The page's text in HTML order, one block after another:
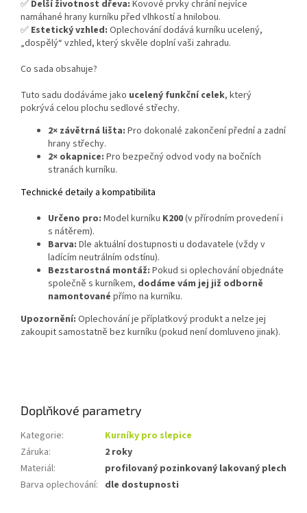
✅ Delší životnost dřeva: Kovové prvky chrání nejvíce
namáhané hrany kurníku před vlhkostí a hnilobou.
✅ Estetický vzhled: Oplechování dodává kurníku ucelený,
„dospělý“ vzhled, který skvěle doplní vaši zahradu.
Co sada obsahuje?
Tuto sadu dodáváme jako ucelený funkční celek, který
pokrývá celou plochu sedlové střechy.
2× závětrná lišta: Pro dokonalé zakončení přední a zadní
hrany střechy.
2× okapnice: Pro bezpečný odvod vody na bočních
stranách kurníku.
Technické detaily a kompatibilita
Určeno pro: Model kurníku K200(v přírodním provedení i
s nátěrem).
Barva: Dle aktuální dostupnosti u dodavatele (vždy v
ladícím neutrálním odstínu).
Bezstarostná montáž: Pokud si oplechování objednáte
společně s kurníkem, dodáme vám jej již odborně
namontované přímo na kurníku.
Upozornění: Oplechování je příplatkový produkt a nelze jej
zakoupit samostatně bez kurníku (pokud není domluveno jinak).
Doplňkové parametry
Kategorie:
Kurníky pro slepice
Záruka:
2 roky
Materiál:
profilovaný pozinkovaný lakovaný plech
Barva oplechování: dle dostupnosti